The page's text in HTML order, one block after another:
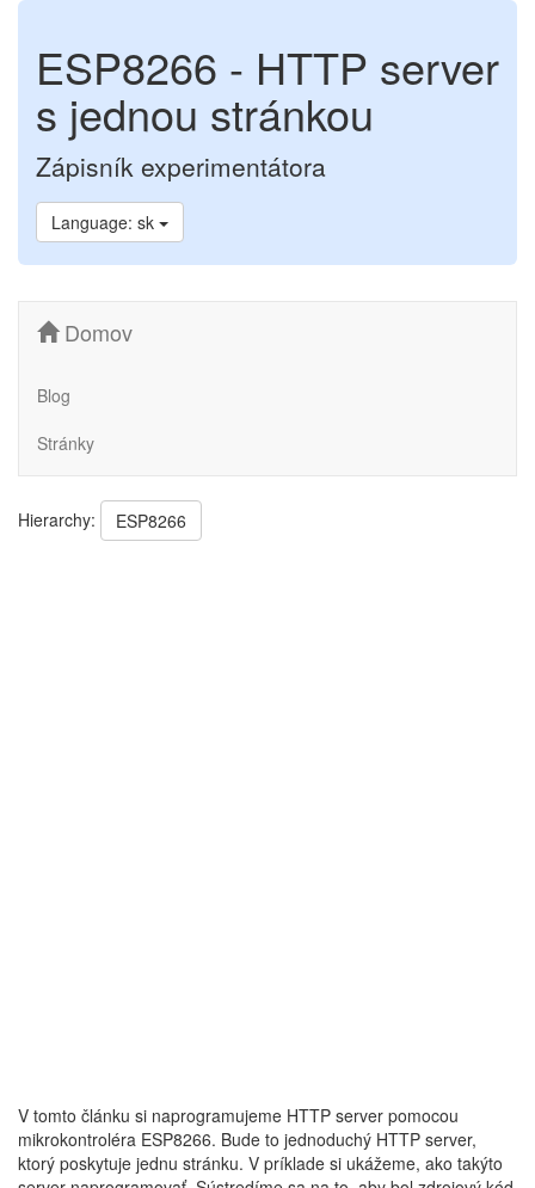
ESP8266 - HTTP server
s jednou stránkou
Zápisník experimentátora
Language: sk
Domov
Blog
Stránky
Hierarchy: ESP8266
V tomto článku si naprogramujeme HTTP server pomocou
mikrokontroléra ESP8266. Bude to jednoduchý HTTP server,
ktorý poskytuje jednu stránku. V príklade si ukážeme, ako takýto